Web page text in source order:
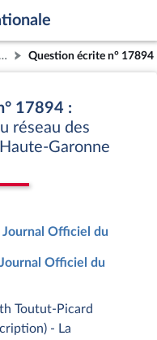
Question écrite n° 17894
17894 :
réseau des
Garonne
Officiel du
Officiel du
Toutut-Picard
- La